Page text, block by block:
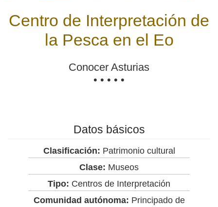
Centro de Interpretación de
la Pesca en el Eo
Conocer Asturias
• • • • •
Datos básicos
Clasificación: Patrimonio cultural
Clase: Museos
Tipo: Centros de Interpretación
Comunidad autónoma: Principado de